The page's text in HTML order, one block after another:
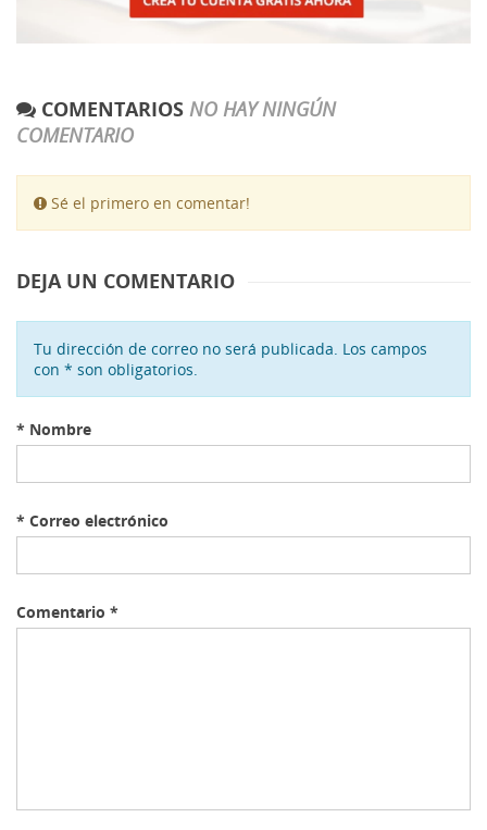
COMENTARIOS NO HAY NINGÚN
COMENTARIO
Sé el primero en comentar!
DEJA UN COMENTARIO
Tu dirección de correo no será publicada. Los campos
con * son obligatorios.
* Nombre
* Correo electrónico
Comentario *